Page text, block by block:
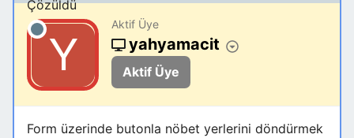
Aktif Üye
yahyamacit
Aktif Üye
Form üzerinde butonla nöbet yerlerini döndürmek